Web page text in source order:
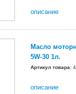
описание
Масло
5W-30 1л.
Артикул товара:
описание